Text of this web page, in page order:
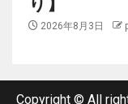
2026年8月3日
Copyright © All